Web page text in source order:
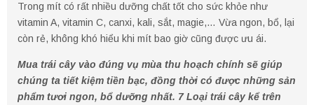
Trong mít có rất nhiều dưỡng chất tốt cho sức khỏe như
vitamin A, vitamin C, canxi, kali, sắt, magie,… Vừa ngon, bổ, lại
còn rẻ, không khó hiểu khi mít bao giờ cũng được ưu ái.
Mua trái cây vào đúng vụ mùa thu hoạch chính sẽ giúp
chúng ta tiết kiệm tiền bạc, đồng thời có được những sản
phẩm tươi ngon, bổ dưỡng nhất. 7 Loại trái cây kể trên